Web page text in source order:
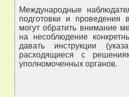
Международные
подготовки и
могут обратить внимание
на несоблюдение
давать инструкции
расходящиеся с
уполномоченных органов.